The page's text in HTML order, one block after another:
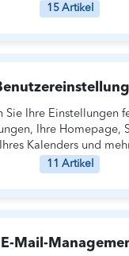
15 Artikel
Sie Ihre Einstellungen
Ihre Homepage,
Ihres Kalenders und
11 Artikel
E-Mail-